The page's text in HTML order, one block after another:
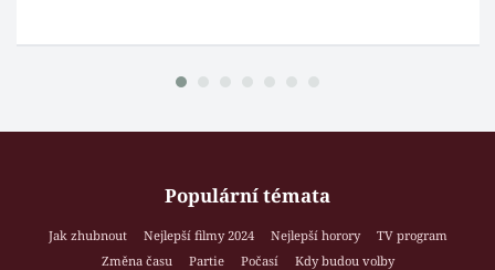
Populární témata
Jak zhubnout Nejlepší filmy 2024 Nejlepší horory
TV program
Změna času
Partie Počasí
Kdy budou volby